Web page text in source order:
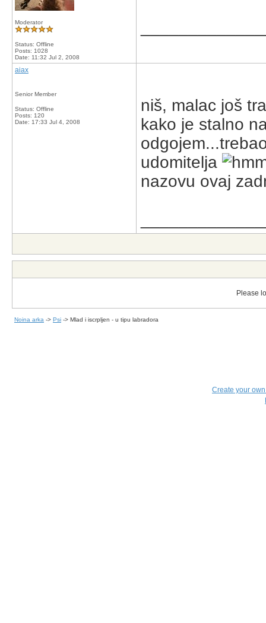
Moderator
Status: Offline
Posts: 1028
Date: 11:32 Jul 2, 2008
aiax
Senior Member
Status: Offline
Posts: 120
Date: 17:33 Jul 4, 2008
niš, malac još
kako je stalno
udomitelja
nazovu ovaj
Please
Noina arka -> Psi -> Mlad i iscrpljen - u tipu labradora
Create your